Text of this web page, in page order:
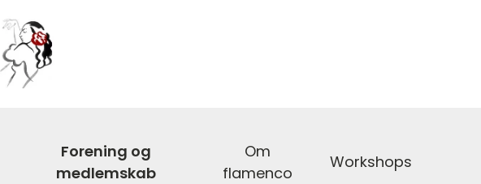
Forening og
medlemskab
Om
flamenco
Workshops